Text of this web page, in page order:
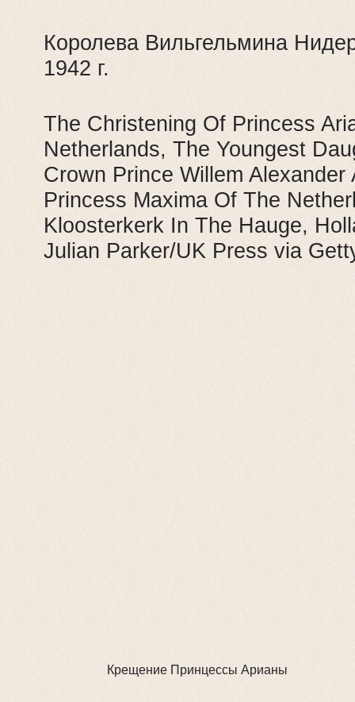
Королева Вильгельмина
1942 г.
The Christening Of Princess
Netherlands, The Youngest
Crown Prince Willem Alexander
Princess Maxima Of The
Kloosterkerk In The Hauge,
Julian Parker/UK Press via
Крещение Принцессы Арианы